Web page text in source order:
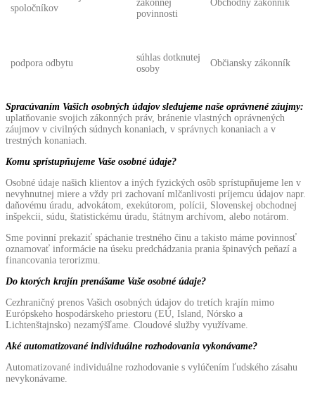
spoločníkov
zákonnej
povinnosti
Obchodný zákonník
podpora odbytu
súhlas dotknutej
osoby
Občiansky zákonník
Spracúvaním Vašich osobných údajov sledujeme naše oprávnené záujmy:
uplatňovanie svojich zákonných práv, bránenie vlastných oprávnených
záujmov v civilných súdnych konaniach, v správnych konaniach a v
trestných konaniach.
Komu sprístupňujeme Vaše osobné údaje?
Osobné údaje našich klientov a iných fyzických osôb sprístupňujeme len v
nevyhnutnej miere a vždy pri zachovaní mlčanlivosti príjemcu údajov napr.
daňovému úradu, advokátom, exekútorom, polícii, Slovenskej obchodnej
inšpekcii, súdu, štatistickému úradu, štátnym archívom, alebo notárom.
Sme povinní prekaziť spáchanie trestného činu a takisto máme povinnosť
oznamovať informácie na úseku predchádzania prania špinavých peňazí a
financovania terorizmu.
Do ktorých krajín prenášame Vaše osobné údaje?
Cezhraničný prenos Vašich osobných údajov do tretích krajín mimo
Európskeho hospodárskeho priestoru (EÚ, Island, Nórsko a
Lichtenštajnsko) nezamýšľame. Cloudové služby využívame.
Aké automatizované individuálne rozhodovania vykonávame?
Automatizované individuálne rozhodovanie s vylúčením ľudského zásahu
nevykonávame.